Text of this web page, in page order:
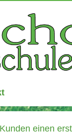
einen